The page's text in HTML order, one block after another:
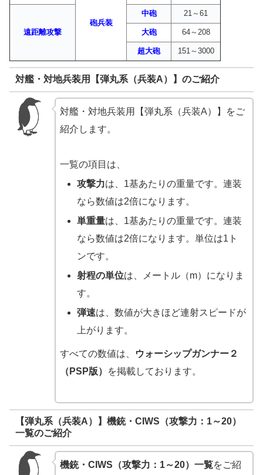
砲兵装
遠距離攻撃
中砲 21～61
大砲 64～208
超大砲 151～3000
対艦・対地兵装用【弾丸系（兵装A）】のご紹介
対艦・対地兵装用【弾丸系（兵装A）】をご
紹介します。
一覧の項目は、
攻撃力は、1基あたりの重量です。連装
なら数値は2倍になります。
単重量は、1基あたりの重量です。連装
なら数値は2倍になります。単位は1ト
ンです。
射程の単位は、メートル（m）になりま
す。
弾速は、数値が大きほど連射スピードが
上がります。
すべての数値は、
ウォーシップガンナー２
（PSP版）
を掲載しております。
【弾丸系（兵装A）】機銃・CIWS（攻撃力：1～20）
一覧のご紹介
機銃・CIWS（攻撃力：1～20）一覧をご紹